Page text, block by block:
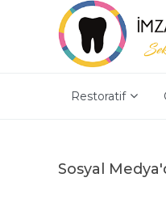
Restoratif
Sosyal